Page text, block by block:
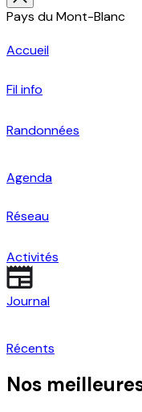
Pays du Mont-Blanc
Accueil
Fil info
Randonnées
Agenda
Réseau
Activités
Journal
Récents
Nos